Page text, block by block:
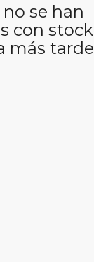
se han
con stock
más